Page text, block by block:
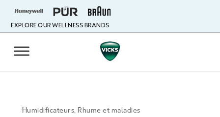
EXPLORE OUR WELLNESS BRANDS
Humidificateurs, Rhume et maladies